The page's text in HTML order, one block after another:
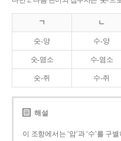
ㄱ ㄴ
숫-양 수-양
숫-염소 수-염소
숫-쥐 수-쥐
해설
이 조항에서는 ‘암’과 ‘수’를 구